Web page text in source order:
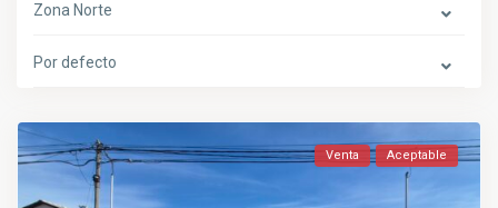
Zona Norte
Por defecto
Venta Aceptable